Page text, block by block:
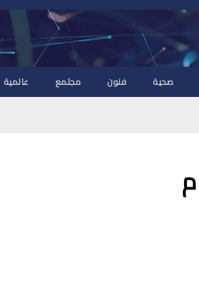
صحية فنون مجتمع عالمية